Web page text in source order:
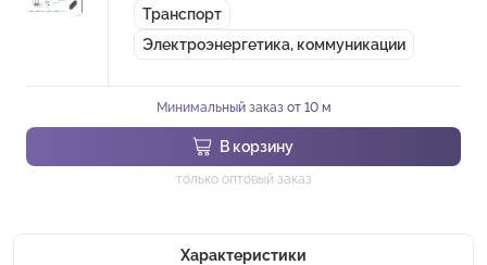
Транспорт
Электроэнергетика, коммуникации
Минимальный заказ от 10 м
В корзину
только оптовый заказ
Характеристики